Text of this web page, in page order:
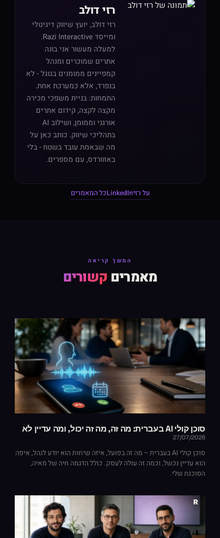
רזי דולב
רזי דולב, יועץ שיווק דיגיטלי
ומייסד Razi Interactive.
למעלה מעשור אני בונה
אתרים שמוכרים ומנהל
קמפיינים ממומנים בגוגל - לא
בנפרד, אלא כמערכת אחת.
התמחות: בניית משפכי מכירה
מקצה לקצה, קידום אתרים
אורגני וממומן, ושילוב AI
בתהליכי שיווק. כותב כאן על
מה שבאמת עובד בשטח - בלי
באזוורדס, עם מספרים.
על רזיLinkedInכל המאמרים
המשך קריאה
מאמרים קשורים
סוכן קולי AI בעברית: מה זה, מה זה יכול, ומה עדיין לא
27/07/2026
סוכן קולי AI בעברית – מה זה בפועל, איזה שיחות הוא יודע לנהל, איפה
הוא עדיין נכשל, וכמה זה עולה לעסק. כולל הדגמה חיה של מאיה,
הסוכנת שלי.